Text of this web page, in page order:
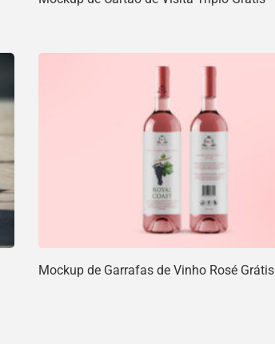
Mockup de Garrafas de Vinho Rosé Grátis